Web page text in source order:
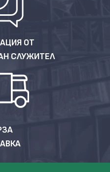
ОТ
СЛУЖИТЕЛ